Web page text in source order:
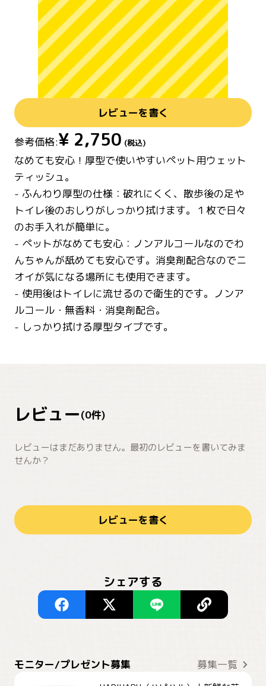
レビューを書く
参考価格:¥ 2,750 (税込)
なめても安心！厚型で使いやすいペット用ウェット
ティッシュ。
- ふんわり厚型の仕様：破れにくく、散歩後の足や
トイレ後のおしりがしっかり拭けます。１枚で日々
のお手入れが簡単に。
- ペットがなめても安心：ノンアルコールなのでわ
んちゃんが舐めても安心です。消臭剤配合なのでニ
オイが気になる場所にも使用できます。
- 使用後はトイレに流せるので衛生的です。ノンア
ルコール・無香料・消臭剤配合。
- しっかり拭ける厚型タイプです。
レビュー(0件)
レビューはまだありません。最初のレビューを書いてみま
せんか？
レビューを書く
シェアする
モニター/プレゼント募集 募集一覧